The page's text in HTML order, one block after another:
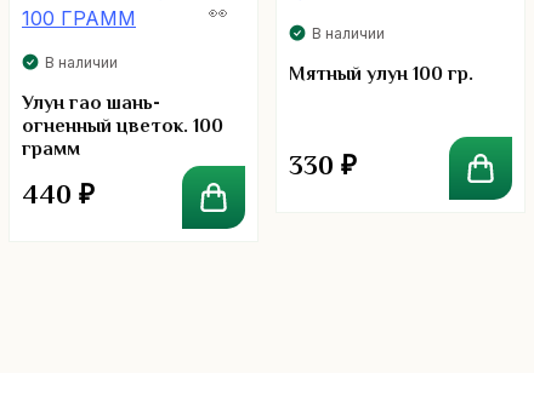
В наличии
Улун гао шань-
огненный цветок. 100
грамм
440 ₽
В наличии
Мятный улун 100 гр.
330 ₽